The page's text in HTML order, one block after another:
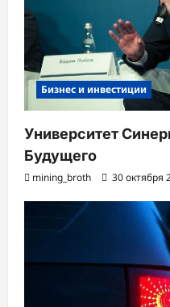
Бизнес и инвестиции
Университет
Будущего
mining_broth 30 октября